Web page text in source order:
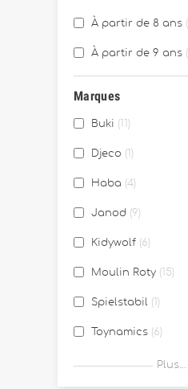
À partir de 8 ans
À partir de 9 ans
Marques
Buki
Djeco
Haba 4
Janod 9
Kidywolf 6
Moulin Roty 15
Spielstabil
Toynamics 6
Plus...